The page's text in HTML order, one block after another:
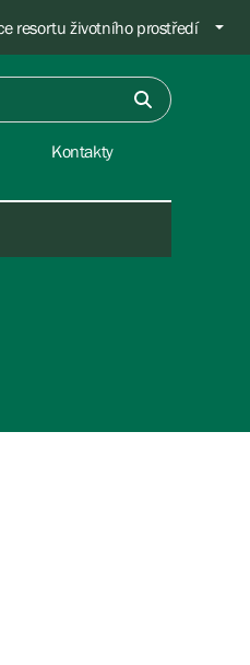
resortu životního prostředí
Kontakty